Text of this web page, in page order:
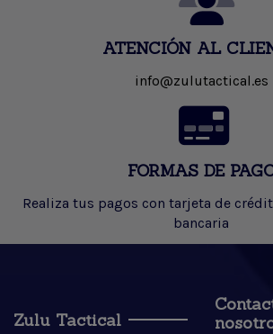
ATENCIÓN AL
info@zulutactical.es
FORMAS DE
Realiza tus pagos con tarjeta de
bancaria
Zulu Tactical